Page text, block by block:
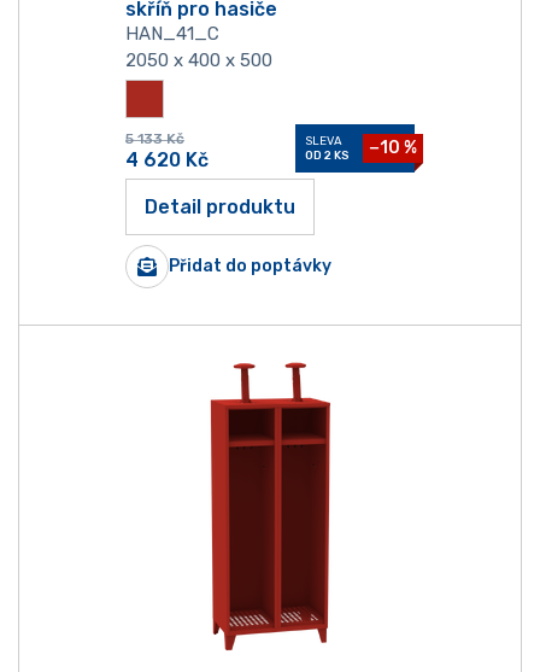
skříň pro hasiče
HAN_41_C
2050 x 400 x 500
5 133 Kč
4 620 Kč
SLEVA
OD 2 KS
−10 %
Detail produktu
Přidat do poptávky